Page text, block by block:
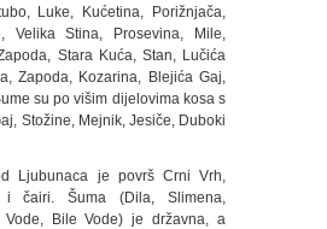
Luke, Kućetina, Porižnjača,
Velika Stina, Prosevina, Mile,
Stara Kuća, Stan, Lučića
Zapoda, Kozarina, Blejića Gaj,
su po višim dijelovima kosa s
Stožine, Mejnik, Jesiče, Duboki
Ljubunaca je površ Crni Vrh,
čairi. Šuma (Dila, Slimena,
Vode, Bile Vode) je državna, a